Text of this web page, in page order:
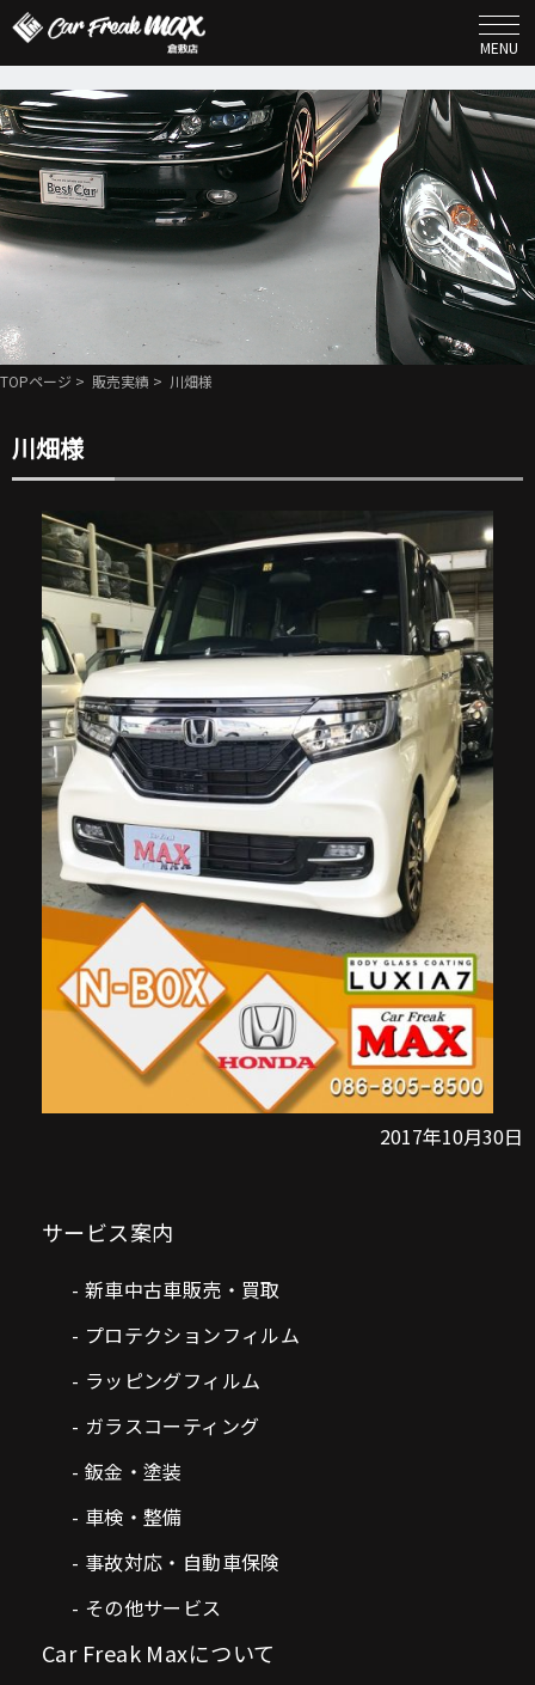
MENU
TOPページ > 販売実績 > 川畑様
川畑様
2017年10月30日
サービス案内
新車中古車販売・買取
プロテクションフィルム
ラッピングフィルム
ガラスコーティング
鈑金・塗装
車検・整備
事故対応・自動車保険
その他サービス
Car Freak Maxについて